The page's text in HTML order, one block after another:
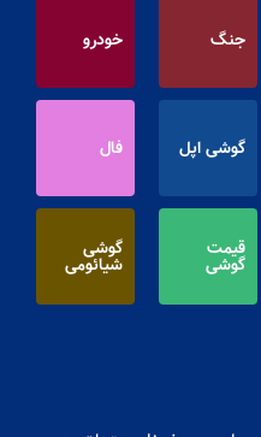
جنگ خودرو
گوشی اپل فال
قیمت
گوشی
گوشی
شیائومی